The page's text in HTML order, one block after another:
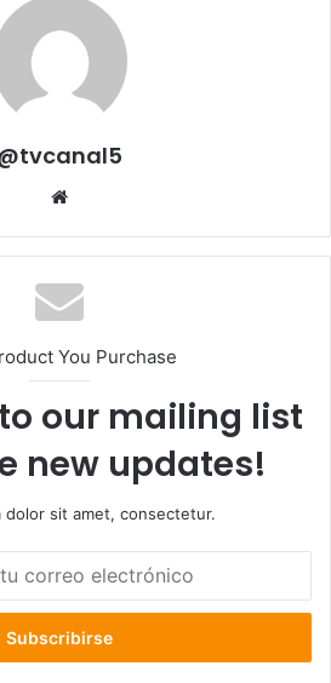
You Purchase
our mailing list
new updates!
dolor sit amet, consectetur.